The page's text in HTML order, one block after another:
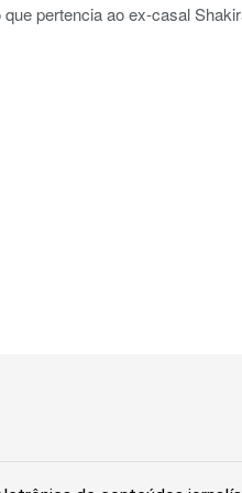
que pertencia ao ex-casal